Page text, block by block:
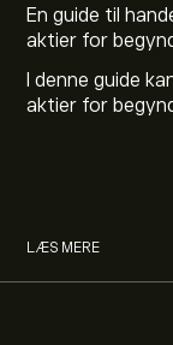
En guide til
aktier for
I denne guide
aktier for
LÆS MERE